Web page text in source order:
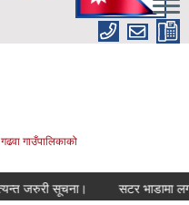
गाउँपालिकाको
जरुरी सूचना। सटर भाडामा